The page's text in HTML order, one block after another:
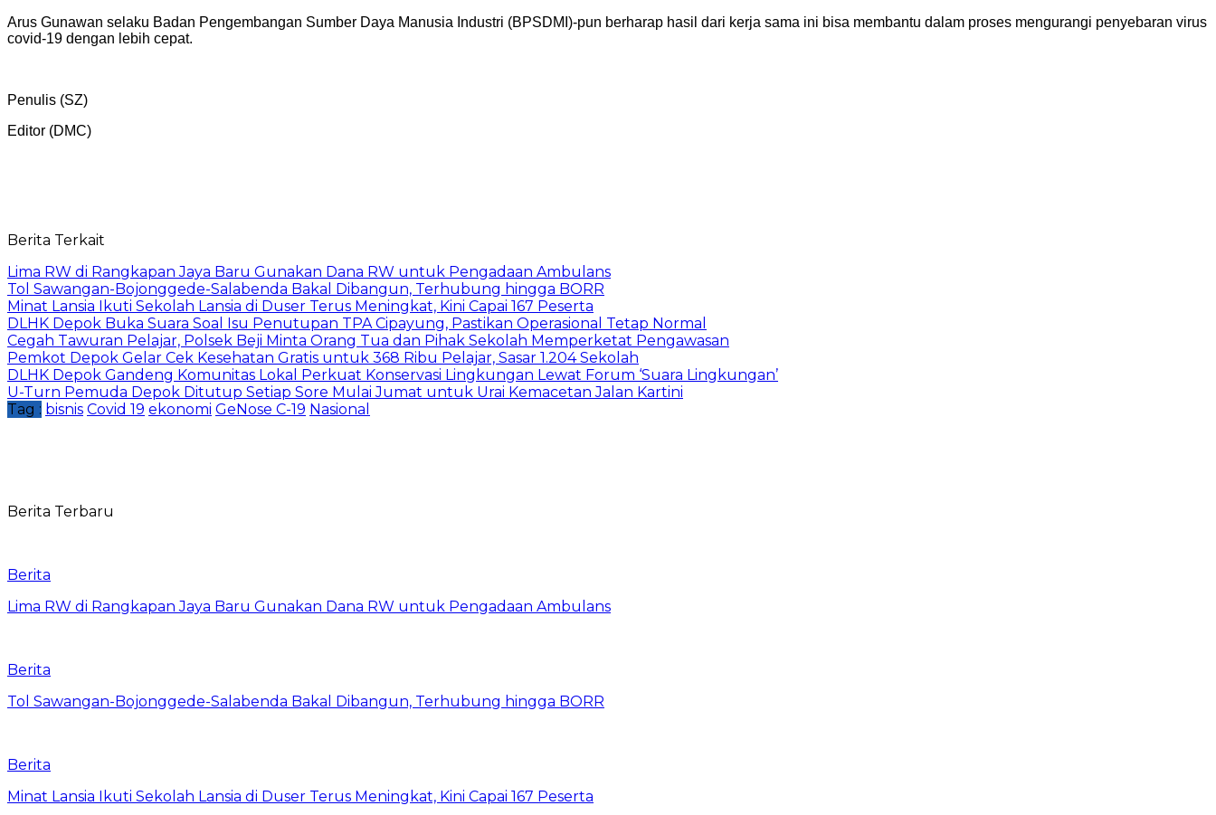
Arus Gunawan selaku Badan Pengembangan Sumber Daya Manusia Industri (BPSDMI)-pun berharap hasil dari kerja sama ini bisa membantu dalam proses mengurangi penyebaran virus
covid-19 dengan lebih cepat.
Penulis (SZ)
Editor (DMC)
Berita Terkait
Lima RW di Rangkapan Jaya Baru Gunakan Dana RW untuk Pengadaan Ambulans
Tol Sawangan-Bojonggede-Salabenda Bakal Dibangun, Terhubung hingga BORR
Minat Lansia Ikuti Sekolah Lansia di Duser Terus Meningkat, Kini Capai 167 Peserta
DLHK Depok Buka Suara Soal Isu Penutupan TPA Cipayung, Pastikan Operasional Tetap Normal
Cegah Tawuran Pelajar, Polsek Beji Minta Orang Tua dan Pihak Sekolah Memperketat Pengawasan
Pemkot Depok Gelar Cek Kesehatan Gratis untuk 368 Ribu Pelajar, Sasar 1.204 Sekolah
DLHK Depok Gandeng Komunitas Lokal Perkuat Konservasi Lingkungan Lewat Forum ‘Suara Lingkungan’
U-Turn Pemuda Depok Ditutup Setiap Sore Mulai Jumat untuk Urai Kemacetan Jalan Kartini
Tag : bisnis Covid 19 ekonomi GeNose C-19 Nasional
Berita Terbaru
Berita
Lima RW di Rangkapan Jaya Baru Gunakan Dana RW untuk Pengadaan Ambulans
Berita
Tol Sawangan-Bojonggede-Salabenda Bakal Dibangun, Terhubung hingga BORR
Berita
Minat Lansia Ikuti Sekolah Lansia di Duser Terus Meningkat, Kini Capai 167 Peserta